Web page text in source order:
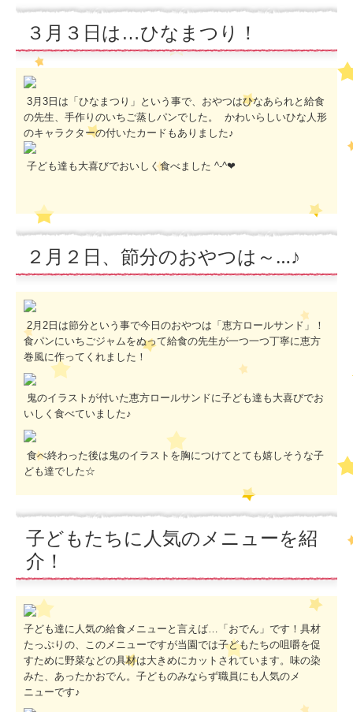
３月３日は…ひなまつり！
3月3日は「ひなまつり」という事で、おやつはひなあられと給食
の先生、手作りのいちご蒸しパンでした。 かわいらしいひな人形
のキャラクターの付いたカードもありました♪
子ども達も大喜びでおいしく食べました ^-^❤
２月２日、節分のおやつは～…♪
2月2日は節分という事で今日のおやつは「恵方ロールサンド」！
食パンにいちごジャムをぬって給食の先生が一つ一つ丁寧に恵方
巻風に作ってくれました！
鬼のイラストが付いた恵方ロールサンドに子ども達も大喜びでお
いしく食べていました♪
食べ終わった後は鬼のイラストを胸につけてとても嬉しそうな子
ども達でした☆
子どもたちに人気のメニューを紹
介！
子ども達に人気の給食メニューと言えば…「おでん」です！具材
たっぷりの、このメニューですが当園では子どもたちの咀嚼を促
すために野菜などの具材は大きめにカットされています。味の染
みた、あったかおでん。子どものみならず職員にも人気のメ
ニューです♪